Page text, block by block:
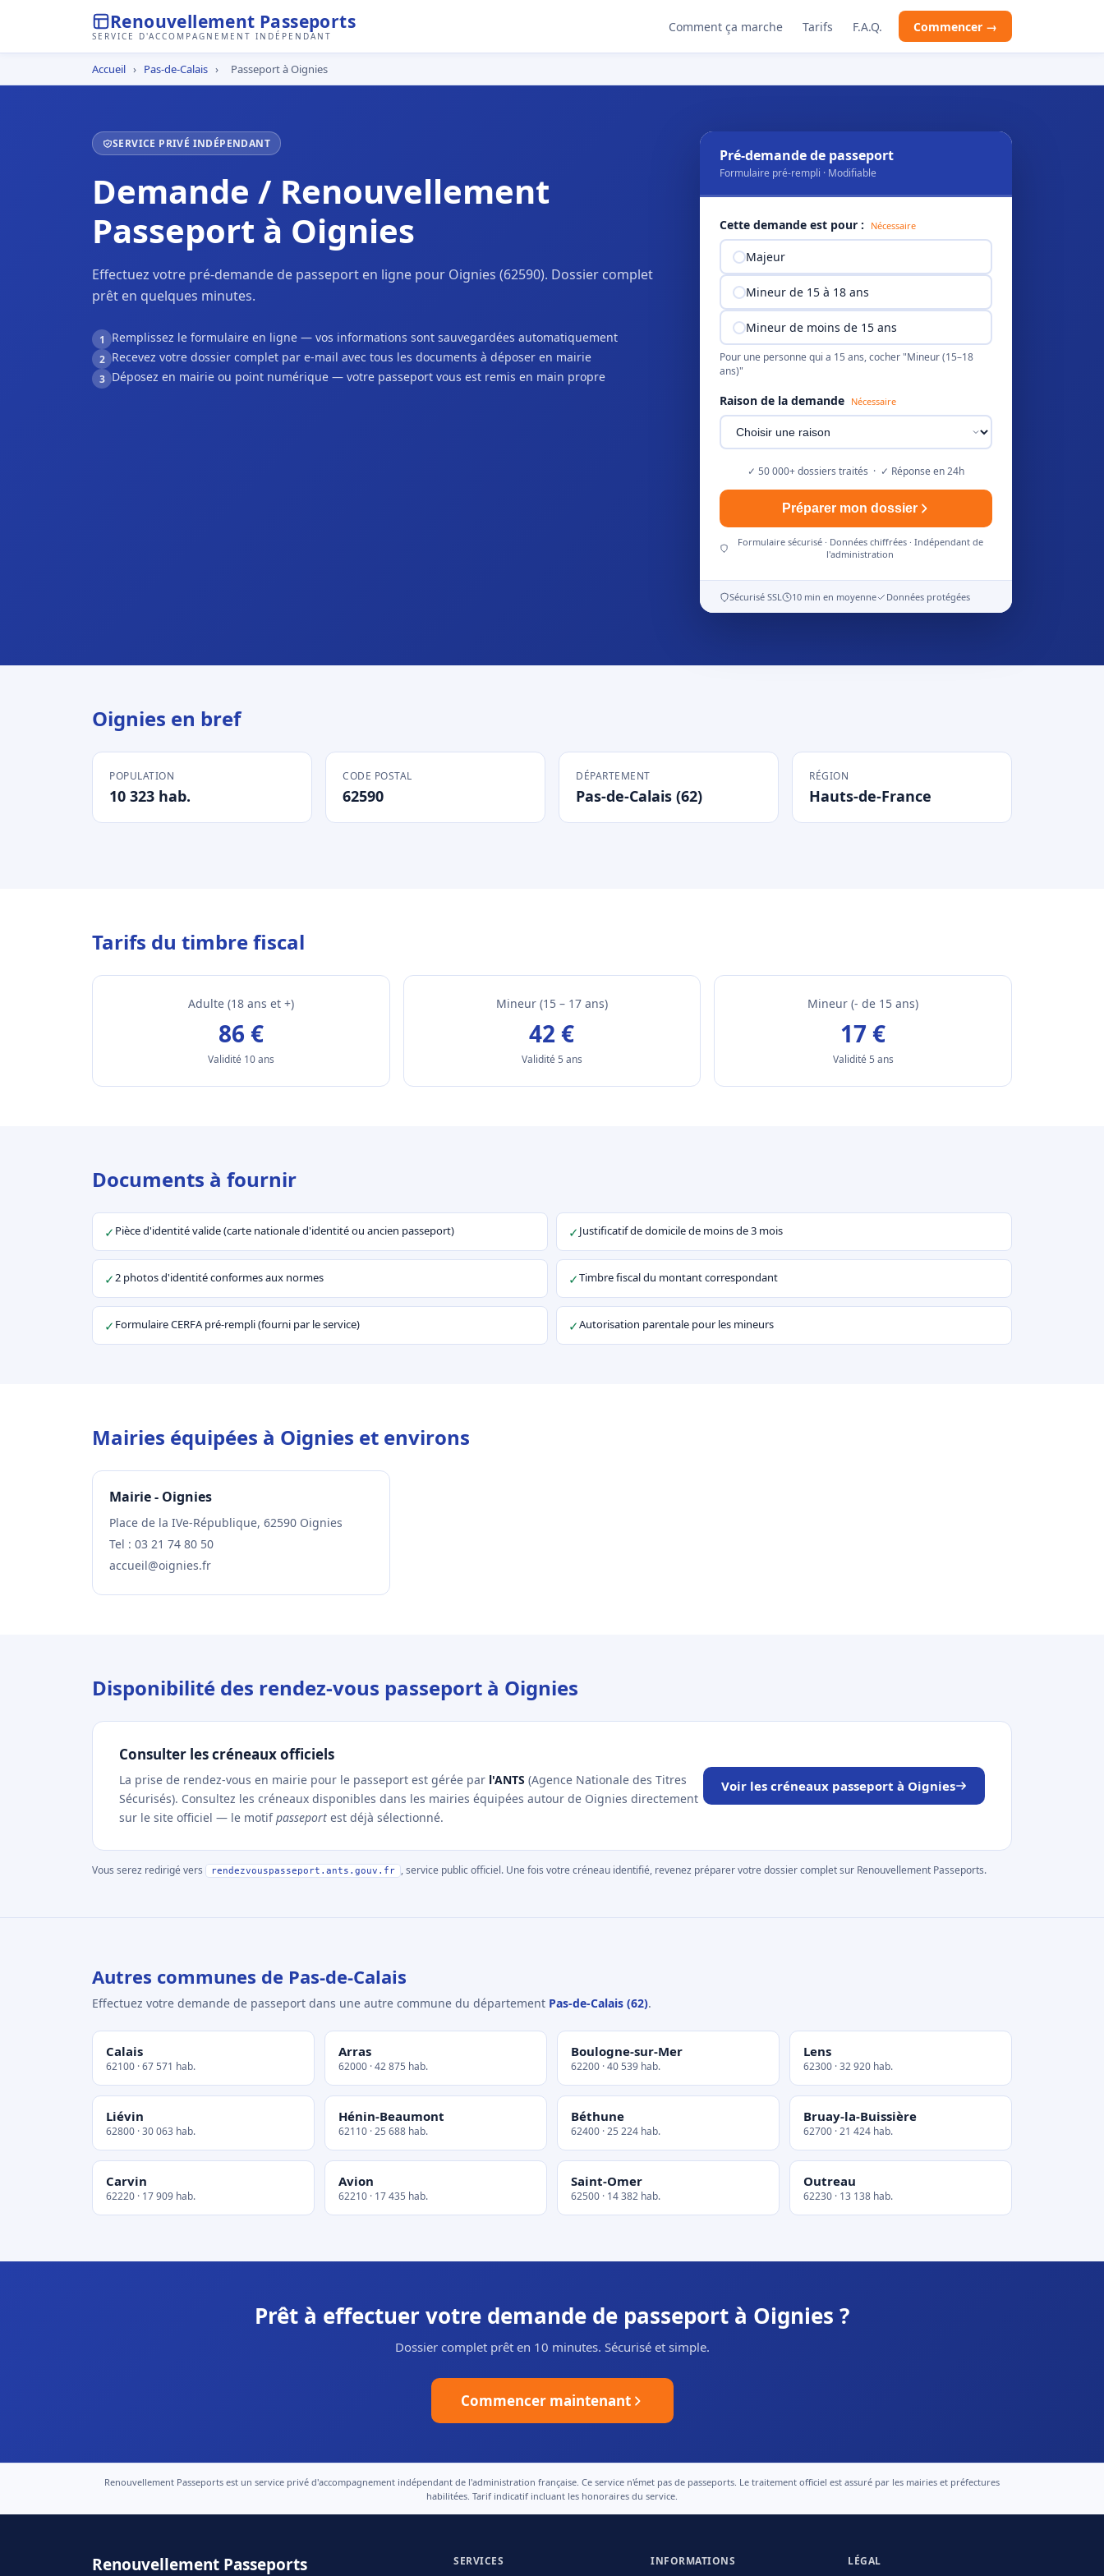
Renouvellement Passeports
SERVICE D'ACCOMPAGNEMENT INDÉPENDANT
Comment ça marche Tarifs F.A.Q. Commencer →
Accueil › Pas-de-Calais › Passeport à Oignies
SERVICE PRIVÉ INDÉPENDANT
Demande / Renouvellement
Passeport à Oignies
Effectuez votre pré-demande de passeport en ligne pour Oignies (62590). Dossier complet
prêt en quelques minutes.
1 Remplissez le formulaire en ligne — vos informations sont sauvegardées automatiquement
2 Recevez votre dossier complet par e-mail avec tous les documents à déposer en mairie
3 Déposez en mairie ou point numérique — votre passeport vous est remis en main propre
Pré-demande de passeport
Formulaire pré-rempli · Modifiable
Cette demande est pour : Nécessaire
Majeur
Mineur de 15 à 18 ans
Mineur de moins de 15 ans
Pour une personne qui a 15 ans, cocher "Mineur (15–18
ans)"
Raison de la demande Nécessaire
✓ 50 000+ dossiers traités · ✓ Réponse en 24h
Préparer mon dossier
Formulaire sécurisé · Données chiffrées · Indépendant de
l'administration
Sécurisé SSL 10 min en moyenne Données protégées
Oignies en bref
POPULATION
10 323 hab.
CODE POSTAL
62590
DÉPARTEMENT
Pas-de-Calais (62)
RÉGION
Hauts-de-France
Tarifs du timbre fiscal
Adulte (18 ans et +)
86 €
Validité 10 ans
Mineur (15 – 17 ans)
42 €
Validité 5 ans
Mineur (- de 15 ans)
17 €
Validité 5 ans
Documents à fournir
✓ Pièce d'identité valide (carte nationale d'identité ou ancien passeport) ✓Justificatif de domicile de moins de 3 mois
✓2 photos d'identité conformes aux normes ✓Timbre fiscal du montant correspondant
✓ Formulaire CERFA pré-rempli (fourni par le service) ✓Autorisation parentale pour les mineurs
Mairies équipées à Oignies et environs
Mairie - Oignies
Place de la IVe-République, 62590 Oignies
Tel : 03 21 74 80 50
accueil@oignies.fr
Disponibilité des rendez-vous passeport à Oignies
Consulter les créneaux officiels
La prise de rendez-vous en mairie pour le passeport est gérée par l'ANTS (Agence Nationale des Titres
Sécurisés). Consultez les créneaux disponibles dans les mairies équipées autour de Oignies directement
sur le site officiel — le motifpasseport est déjà sélectionné.
Voir les créneaux passeport à Oignies
Vous serez redirigé vers rendezvouspasseport.ants.gouv.fr , service public officiel. Une fois votre créneau identifié, revenez préparer votre dossier complet sur Renouvellement Passeports.
Autres communes de Pas-de-Calais
Effectuez votre demande de passeport dans une autre commune du département Pas-de-Calais (62).
Calais
62100 · 67 571 hab.
Arras
62000 · 42 875 hab.
Boulogne-sur-Mer
62200 · 40 539 hab.
Lens
62300 · 32 920 hab.
Liévin
62800 · 30 063 hab.
Hénin-Beaumont
62110 · 25 688 hab.
Béthune
62400 · 25 224 hab.
Bruay-la-Buissière
62700 · 21 424 hab.
Carvin
62220 · 17 909 hab.
Avion
62210 · 17 435 hab.
Saint-Omer
62500 · 14 382 hab.
Outreau
62230 · 13 138 hab.
Prêt à effectuer votre demande de passeport à Oignies ?
Dossier complet prêt en 10 minutes. Sécurisé et simple.
Commencer maintenant
Renouvellement Passeports est un service privé d'accompagnement indépendant de l'administration française. Ce service n'émet pas de passeports. Le traitement officiel est assuré par les mairies et préfectures
habilitées. Tarif indicatif incluant les honoraires du service.
Renouvellement Passeports SERVICES INFORMATIONS LÉGAL